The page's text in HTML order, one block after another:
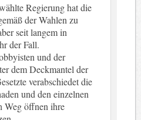
Regierung hat die
der Wahlen zu
seit langem in
der Fall.
und der
dem Deckmantel der
verabschiedet die
und den einzelnen
Weg öffnen ihre